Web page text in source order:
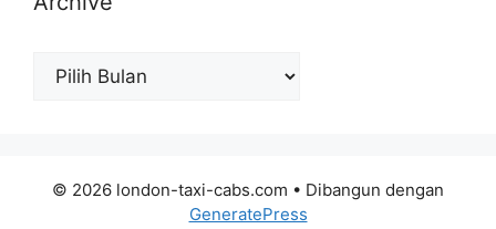
Archive
© 2026 london-taxi-cabs.com • Dibangun dengan
GeneratePress